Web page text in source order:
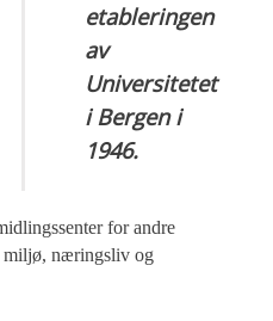
etableringen
av
Universitetet
i Bergen i
1946.
for andre
miljø, næringsliv og